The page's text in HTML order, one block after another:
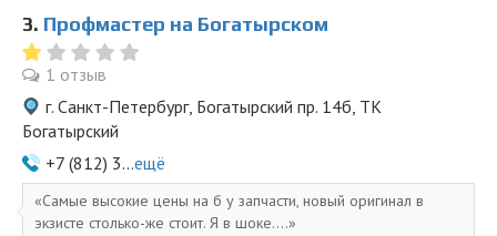
3. Профмастер на Богатырском
1 отзыв
г. Санкт-Петербург, Богатырский пр. 14б, ТК
Богатырский
+7 (812) 3...ещё
Самые высокие цены на б у запчасти, новый оригинал в
экзисте столько-же стоит. Я в шоке....